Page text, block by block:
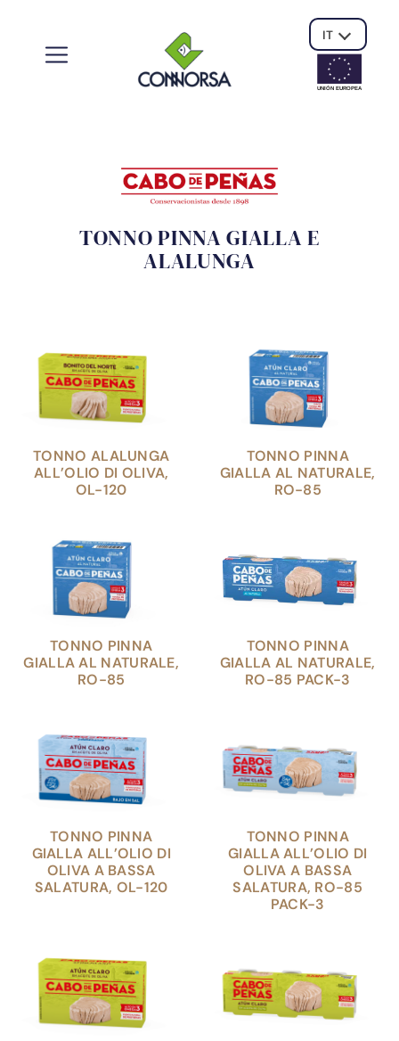
IT
UNIÓN EUROPEA
TONNO PINNA GIALLA E
ALALUNGA
TONNO ALALUNGA
ALL’OLIO DI OLIVA,
OL-120
TONNO PINNA
GIALLA AL NATURALE,
RO-85
TONNO PINNA
GIALLA AL NATURALE,
RO-85
TONNO PINNA
GIALLA AL NATURALE,
RO-85 PACK-3
TONNO PINNA
GIALLA ALL’OLIO DI
OLIVA A BASSA
SALATURA, OL-120
TONNO PINNA
GIALLA ALL’OLIO DI
OLIVA A BASSA
SALATURA, RO-85
PACK-3